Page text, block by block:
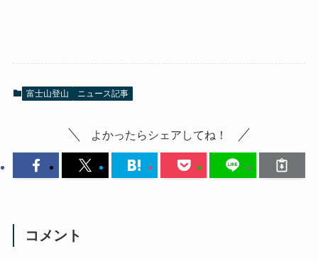
富士山登山 ニュース記事
よかったらシェアしてね！
コメント